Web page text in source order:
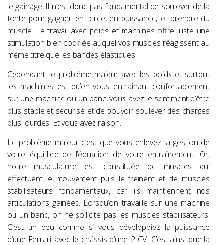
le gainage. Il n’est donc pas fondamental de soulever de la
fonte pour gagner en force, en puissance, et prendre du
muscle. Le travail avec poids et machines offre juste une
stimulation bien codifiée auquel vos muscles réagissent au
même titre que les bandes élastiques.
Cependant, le problème majeur avec les poids et surtout
les machines est qu’en vous entraînant confortablement
sur une machine ou un banc, vous avez le sentiment d’être
plus stable et sécurisé et de pouvoir soulever des charges
plus lourdes. Et vous avez raison.
Le problème majeur c’est que vous enlevez la gestion de
votre équilibre de l’équation de votre entraînement. Or,
notre musculature est constituée de muscles qui
effectuent le mouvement puis le freinent et de muscles
stabilisateurs fondamentaux, car ils maintiennent nos
articulations gainées. Lorsqu’on travaille sur une machine
ou un banc, on ne sollicite pas les muscles stabilisateurs.
C’est un peu comme si vous développiez la puissance
d’une Ferrari avec le châssis d’une 2 CV. C’est ainsi que la